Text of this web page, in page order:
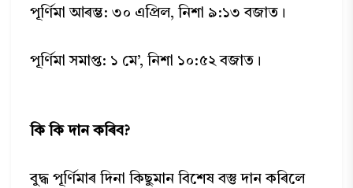
পূৰ্ণিমা আৰম্ভ: ৩০ এপ্ৰিল, নিশা ৯:১৩ বজাত।
পূৰ্ণিমা সমাপ্ত: ১ মে’, নিশা ১০:৫২ বজাত।
কি কি দান কৰিব?
বুদ্ধ পূৰ্ণিমাৰ দিনা কিছুমান বিশেষ বস্তু দান কৰিলে